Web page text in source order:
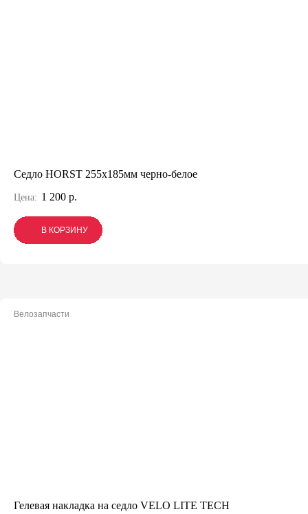
Седло HORST 255x185мм черно-белое
Цена: 1 200 р.
В КОРЗИНУ
В КОРЗИНУ
В КОРЗИНУ
Велозапчасти
Гелевая накладка на седло VELO LITE TECH